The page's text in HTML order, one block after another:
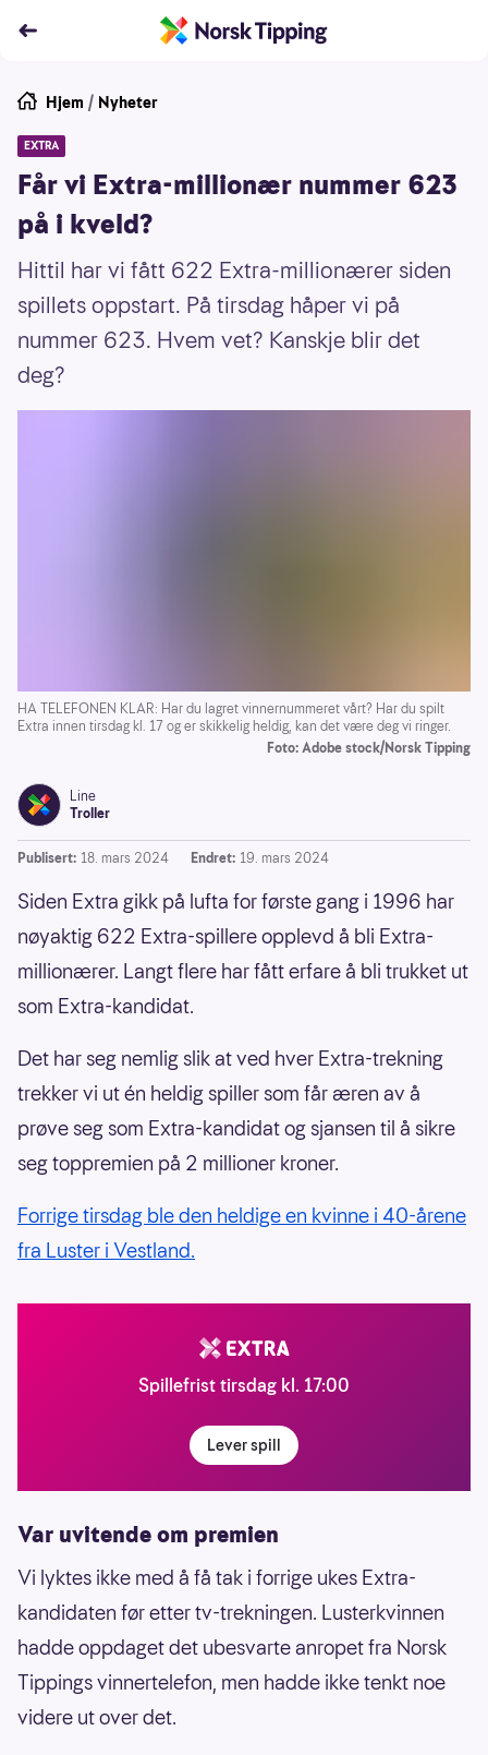
Hjem / Nyheter
EXTRA
Får vi Extra-millionær nummer 623
på i kveld?
Hittil har vi fått 622 Extra-millionærer siden
spillets oppstart. På tirsdag håper vi på
nummer 623. Hvem vet? Kanskje blir det
deg?
HA TELEFONEN KLAR: Har du lagret vinnernummeret vårt? Har du spilt
Extra innen tirsdag kl. 17 og er skikkelig heldig, kan det være deg vi ringer.
Foto: Adobe stock/Norsk Tipping
Line
Troller
Publisert: 18. mars 2024 Endret: 19. mars 2024
Siden Extra gikk på lufta for første gang i 1996 har
nøyaktig 622 Extra-spillere opplevd å bli Extra-
millionærer. Langt flere har fått erfare å bli trukket ut
som Extra-kandidat.
Det har seg nemlig slik at ved hver Extra-trekning
trekker vi ut én heldig spiller som får æren av å
prøve seg som Extra-kandidat og sjansen til å sikre
seg toppremien på 2 millioner kroner.
Forrige tirsdag ble den heldige en kvinne i 40-årene
fra Luster i Vestland.
Spillefrist tirsdag kl. 17:00
Lever spill
Var uvitende om premien
Vi lyktes ikke med å få tak i forrige ukes Extra-
kandidaten før etter tv-trekningen. Lusterkvinnen
hadde oppdaget det ubesvarte anropet fra Norsk
Tippings vinnertelefon, men hadde ikke tenkt noe
videre ut over det.